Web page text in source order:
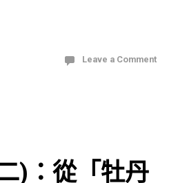
Leave a Comment
)：從「牡丹